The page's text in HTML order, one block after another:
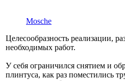
Mosche
Целесообразность реализации,
необходимых работ.
У себя ограничился снятием и
плинтуса, как раз поместились